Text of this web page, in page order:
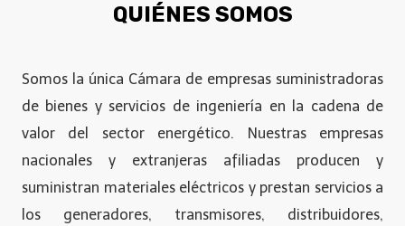
QUIÉNES SOMOS
Somos la única Cámara de empresas suministradoras
de bienes y servicios de ingeniería en la cadena de
valor del sector energético. Nuestras empresas
nacionales y extranjeras afiliadas producen y
suministran materiales eléctricos y prestan servicios a
los generadores, transmisores, distribuidores,